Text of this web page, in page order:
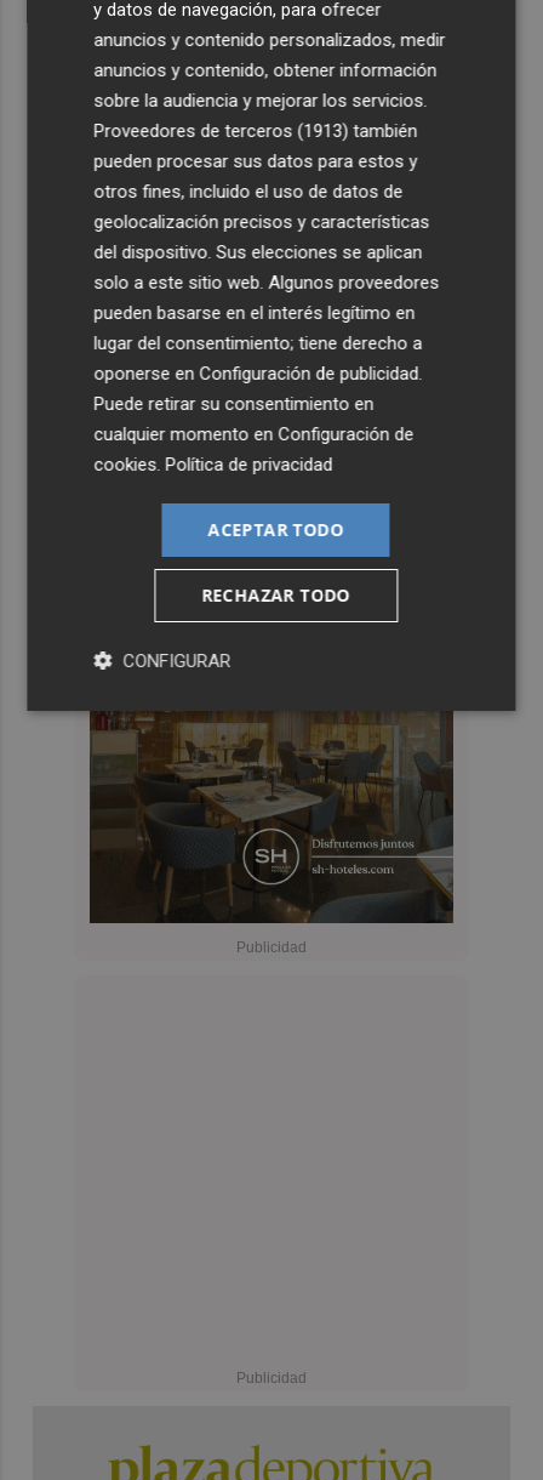
y datos de navegación, para ofrecer
anuncios y contenido personalizados, medir
anuncios y contenido, obtener información
sobre la audiencia y mejorar los servicios.
Proveedores de terceros (1913) también
pueden procesar sus datos para estos y
otros fines, incluido el uso de datos de
geolocalización precisos y características
del dispositivo. Sus elecciones se aplican
solo a este sitio web. Algunos proveedores
pueden basarse en el interés legítimo en
lugar del consentimiento; tiene derecho a
oponerse enConfiguración de publicidad
Puede retirar su consentimiento en
cualquier momento enConfiguración de
cookies .Política de privacidad
ACEPTAR TODO
RECHAZAR TODO
CONFIGURAR